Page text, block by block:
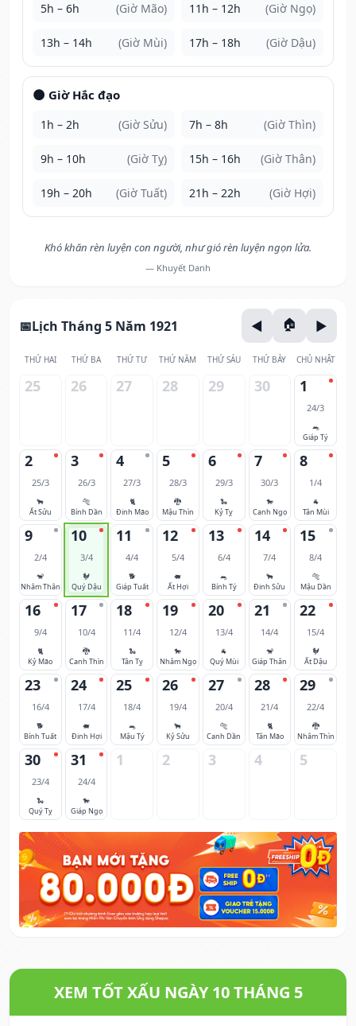
5h – 6h (Giờ Mão) 11h – 12h (Giờ Ngọ)
13h – 14h (Giờ Mùi) 17h – 18h (Giờ Dậu)
🌑 Giờ Hắc đạo
1h – 2h (Giờ Sửu) 7h – 8h (Giờ Thìn)
9h – 10h (Giờ Tỵ) 15h – 16h (Giờ Thân)
19h – 20h (Giờ Tuất) 21h – 22h (Giờ Hợi)
Khó khăn rèn luyện con người, như gió rèn luyện ngọn lửa.
— Khuyết Danh
Lịch Tháng 5 Năm 1921
THỨ HAI THỨ BA THỨ TƯ THỨ NĂM THỨ SÁU THỨ BẢY CHỦ NHẬT
25 26 27 28 29 30 1
24/3
🐀
Giáp Tý
2
25/3
🐂
Ất Sửu
3
26/3
🐅
Bính Dần
4
27/3
🐈
Đinh Mão
5
28/3
🐉
Mậu Thìn
6
29/3
🐍
Kỷ Tỵ
7
30/3
🐎
Canh Ngọ
8
1/4
🐐
Tân Mùi
9
2/4
🐒
Nhâm Thân
10
3/4
🐓
Quý Dậu
11
4/4
🐕
Giáp Tuất
12
5/4
🐖
Ất Hợi
13
6/4
🐀
Bính Tý
14
7/4
🐂
Đinh Sửu
15
8/4
🐅
Mậu Dần
16
9/4
🐈
Kỷ Mão
17
10/4
🐉
Canh Thìn
18
11/4
🐍
Tân Tỵ
19
12/4
🐎
Nhâm Ngọ
20
13/4
🐐
Quý Mùi
21
14/4
🐒
Giáp Thân
22
15/4
🐓
Ất Dậu
23
16/4
🐕
Bính Tuất
24
17/4
🐖
Đinh Hợi
25
18/4
🐀
Mậu Tý
26
19/4
🐂
Kỷ Sửu
27
20/4
🐅
Canh Dần
28
21/4
🐈
Tân Mão
29
22/4
🐉
Nhâm Thìn
30
23/4
🐍
Quý Tỵ
31
24/4
🐎
Giáp Ngọ
1 2 3 4 5
XEM TỐT XẤU NGÀY 10 THÁNG 5